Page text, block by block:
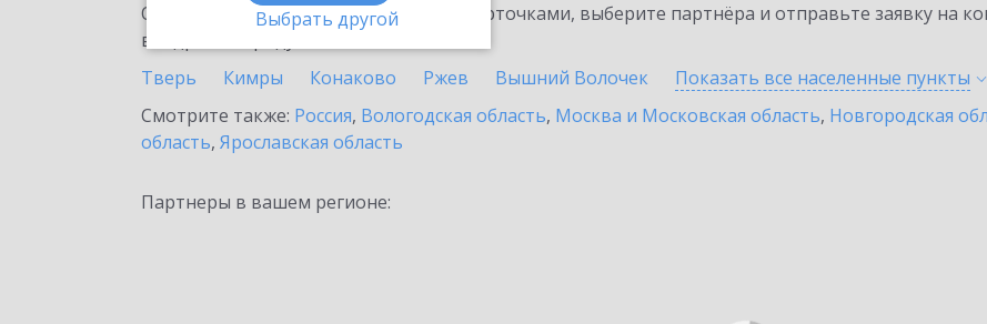
Выбрать другой
Ознакомьтесь с информационными карточками, выберите партнёра и отправьте заявку на
внедрение продукта.
Тверь
Кимры Конаково Ржев Вышний Волочек Показать все населенные пункты
Смотрите также: Россия, Вологодская область, Москва и Московская область, Новгородская
область, Ярославская область
Партнеры в вашем регионе: